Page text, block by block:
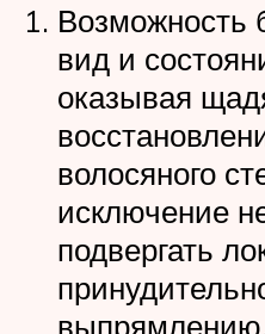
Возможность
вид и
оказывая
волосяного
исключение
подвергать